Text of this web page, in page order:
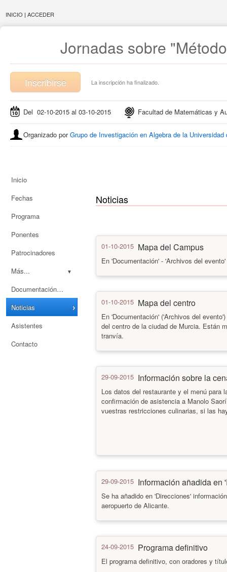
INICIO | ACCEDER
Jornadas sobre
La inscripción ha finalizado.
Inscribirse
Del 02-10-2015 al 03-10-2015 Facultad de Matemáticas y
Organizado porGrupo de Investigación en Algebra de la Universidad
Inicio
Fechas
Programa
Ponentes
Patrocinadores
Más...
Documentación
Noticias
Asistentes
Contacto
Noticias
01-10-2015 Mapa del Campus
En 'Documentación' - 'Archivos del
01-10-2015 Mapa del centro
En 'Documentación' ('Archivos del
del centro de la ciudad de Murcia. Están
tranvía.
29-09-2015 Información sobre la
Los datos del restaurante y el menú para
confirmación de asistencia a Manolo
vuestras restricciones culinarias, si las
29-09-2015 Información añadida en
Se ha añadido en 'Direcciones'
aeropuerto de Alicante.
24-09-2015 Programa definitivo
El programa definitivo, con oradores y